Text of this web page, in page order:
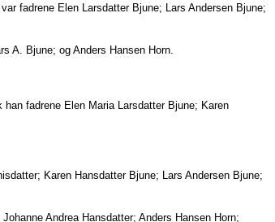
fadrene Elen Larsdatter Bjune; Lars Andersen Bjune;
A. Bjune; og Anders Hansen Horn.
han fadrene Elen Maria Larsdatter Bjune; Karen
Karen Hansdatter Bjune; Lars Andersen Bjune;
Andrea Hansdatter; Anders Hansen Horn;